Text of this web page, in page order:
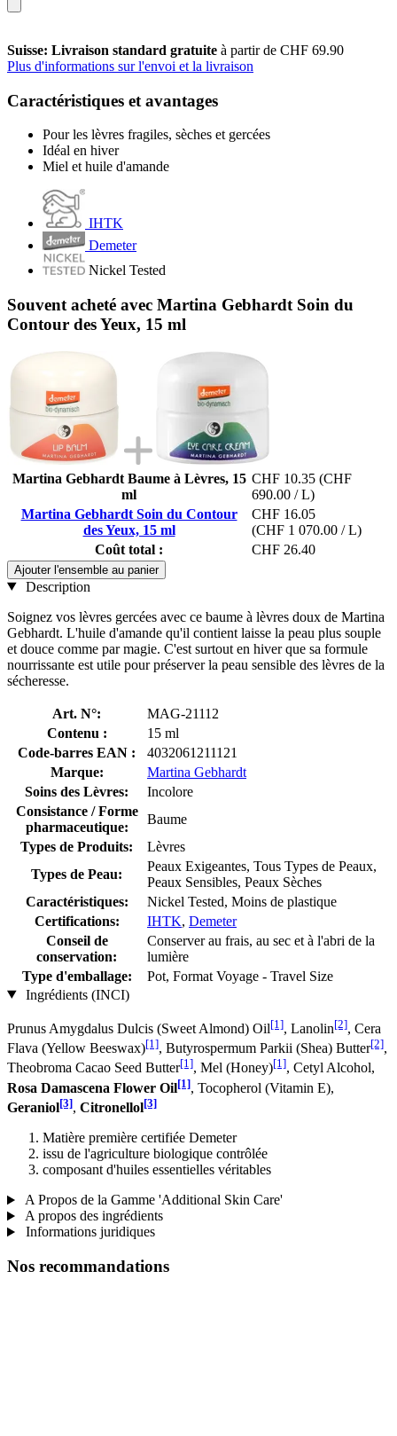
Suisse: Livraison standard gratuite à partir de CHF 69.90
Plus d'informations sur l'envoi et la livraison
Caractéristiques et avantages
Pour les lèvres fragiles, sèches et gercées
Idéal en hiver
Miel et huile d'amande
IHTK
Demeter
Nickel Tested
Souvent acheté avec Martina Gebhardt Soin du
Contour des Yeux, 15 ml
Martina Gebhardt Baume à Lèvres, 15
ml
CHF 10.35 (CHF
690.00 / L)
Martina Gebhardt Soin du Contour
des Yeux, 15 ml
CHF 16.05
(CHF 1 070.00 / L)
Coût total :
CHF 26.40
Ajouter l'ensemble au panier
Description
Soignez vos lèvres gercées avec ce baume à lèvres doux de Martina
Gebhardt. L'huile d'amande qu'il contient laisse la peau plus souple
et douce comme par magie. C'est surtout en hiver que sa formule
nourrissante est utile pour préserver la peau sensible des lèvres de la
sécheresse.
Art. N°:
MAG-21112
Contenu :
15 ml
Code-barres EAN :
4032061211121
Marque:
Martina Gebhardt
Soins des Lèvres:
Incolore
Consistance / Forme
pharmaceutique:
Baume
Types de Produits:
Lèvres
Types de Peau:
Peaux Exigeantes, Tous Types de Peaux,
Peaux Sensibles, Peaux Sèches
Caractéristiques:
Nickel Tested, Moins de plastique
Certifications:
IHTK, Demeter
Conseil de
conservation:
Conserver au frais, au sec et à l'abri de la
lumière
Type d'emballage:
Pot, Format Voyage - Travel Size
Ingrédients (INCI)
Prunus Amygdalus Dulcis (Sweet Almond) Oil[1], Lanolin[2], Cera
Flava (Yellow Beeswax)[1], Butyrospermum Parkii (Shea) Butter[2],
Theobroma Cacao Seed Butter[1], Mel (Honey)[1], Cetyl Alcohol,
Rosa Damascena Flower Oil[1], Tocopherol (Vitamin E),
Geraniol[3], Citronellol[3]
Matière première certifiée Demeter
issu de l'agriculture biologique contrôlée
composant d'huiles essentielles véritables
A Propos de la Gamme 'Additional Skin Care'
A propos des ingrédients
Informations juridiques
Nos recommandations